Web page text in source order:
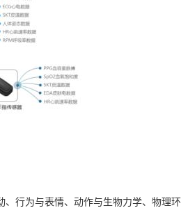
行为与表情、动作与生物力学、物理环